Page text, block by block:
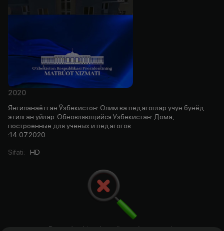
2020
Янгиланаётган Ўзбекистон: Олим ва педагоглар учун бунёд
этилган уйлар. Обновляющийся Узбекистан: Дома,
построенные для ученых и педагогов
:14.07.2020
Sifati: HD
Bu yerda aktyorlar, rejissyorlar. ssenariy